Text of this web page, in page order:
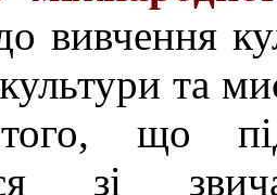
вивчення
та
що
зі